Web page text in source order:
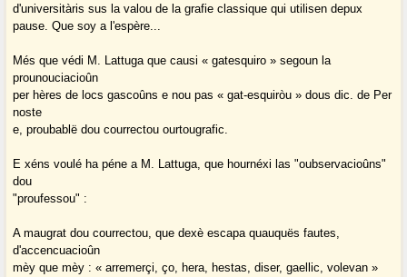
d'universitàris sus la valou de la grafie classique qui utilisen depux
pause. Que soy a l'espère...
Més que védi M. Lattuga que causi « gatesquiro » segoun la
prounouciacioûn
per hères de locs gascoûns e nou pas « gat-esquiròu » dous dic. de Per
noste
e, proubablë dou courrectou ourtougrafic.
E xéns voulé ha péne a M. Lattuga, que hournéxi las "oubservacioûns"
dou
"proufessou" :
A maugrat dou courrectou, que dexè escapa quauquës fautes,
d'accencuacioûn
mèy que mèy : « arremerçi, ço, hera, hestas, diser, gaellic, volevan »